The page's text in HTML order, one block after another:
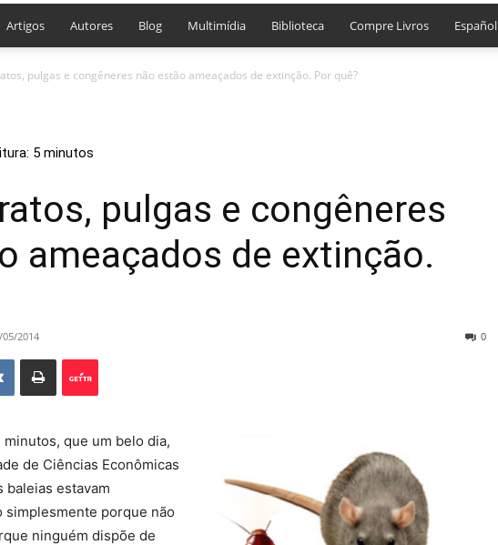
Artigos Autores Blog Multimídia Biblioteca Compre Livros Español
pulgas e congêneres não estão ameaçados de extinção. Por quê?
pulgas e congêneres
ameaçados de extinção.
05/2014 0
que um belo dia,
de Ciências Econômicas
baleias estavam
simplesmente porque não
ninguém dispõe de